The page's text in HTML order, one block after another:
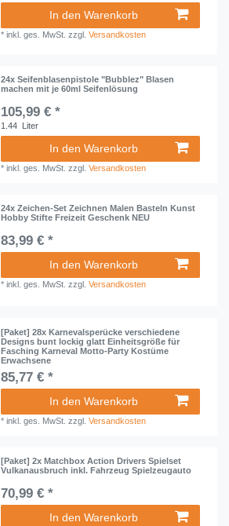
In den Warenkorb
*inkl. ges. MwSt. zzgl.Versandkosten
24x Seifenblasenpistole "Bubblez" Blasen
machen mit je 60ml Seifenlösung
105,99 € *
1.44 Liter
In den Warenkorb
*inkl. ges. MwSt. zzgl.Versandkosten
24x Zeichen-Set Zeichnen Malen Basteln Kunst
Hobby Stifte Freizeit Geschenk NEU
83,99 € *
In den Warenkorb
*inkl. ges. MwSt. zzgl.Versandkosten
[Paket] 28x Karnevalsperücke verschiedene
Designs bunt lockig glatt Einheitsgröße für
Fasching Karneval Motto-Party Kostüme
Erwachsene
85,77 € *
In den Warenkorb
*inkl. ges. MwSt. zzgl.Versandkosten
[Paket] 2x Matchbox Action Drivers Spielset
Vulkanausbruch inkl. Fahrzeug Spielzeugauto
70,99 € *
In den Warenkorb